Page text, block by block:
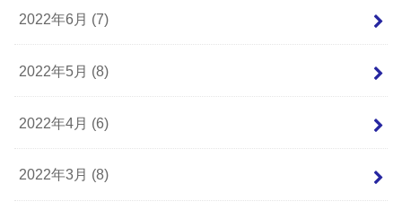
2022年6月 (7)
2022年5月 (8)
2022年4月 (6)
2022年3月 (8)